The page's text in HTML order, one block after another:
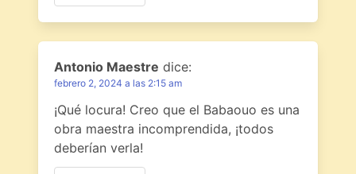
Antonio Maestre dice:
febrero 2, 2024 a las 2:15 am
¡Qué locura! Creo que el Babaouo es una
obra maestra incomprendida, ¡todos
deberían verla!